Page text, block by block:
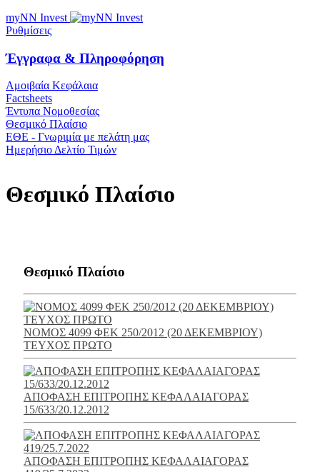
myNN Invest
Ρυθμίσεις
Έγγραφα & Πληροφόρηση
Αμοιβαία Κεφάλαια
Factsheets
Έντυπα Νομοθεσίας
Θεσμικό Πλαίσιο
ΕΘΕ - Γνωριμία με πελάτη μας
Ημερήσιο Δελτίο Τιμών
Θεσμικό Πλαίσιο
Θεσμικό Πλαίσιο
ΝΟΜΟΣ 4099 ΦΕΚ 250/2012 (20 ΔΕΚΕΜΒΡΙΟΥ)
ΤΕΥΧΟΣ ΠΡΩΤΟ
ΑΠΟΦΑΣΗ ΕΠΙΤΡΟΠΗΣ ΚΕΦΑΛΑΙΑΓΟΡΑΣ
15/633/20.12.2012
ΑΠΟΦΑΣΗ ΕΠΙΤΡΟΠΗΣ ΚΕΦΑΛΑΙΑΓΟΡΑΣ